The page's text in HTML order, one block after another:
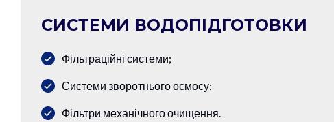
СИСТЕМИ ВОДОПІДГОТОВКИ
Фільтраційні системи;
Системи зворотнього осмосу;
Фільтри механічного очищення.